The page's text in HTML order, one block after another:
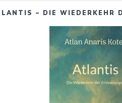
– DIE WIEDERKEHR